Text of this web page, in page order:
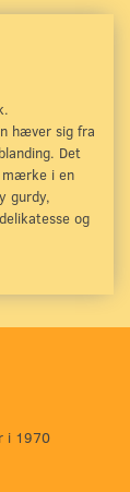
hæver sig fra
Det
mærke i en
gurdy,
og
i 1970